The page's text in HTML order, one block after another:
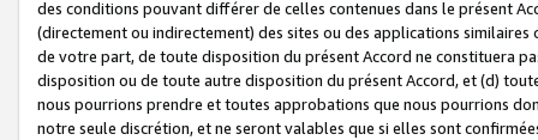
des conditions pouvant différer de celles contenues dans le présent
(directement ou indirectement) des sites ou des applications
de votre part, de toute disposition du présent Accord ne constituera
disposition ou de toute autre disposition du présent Accord, et (d)
nous pourrions prendre et toutes approbations que nous pourrions
notre seule discrétion, et ne seront valables que si elles sont